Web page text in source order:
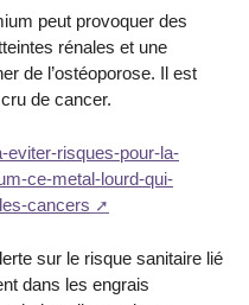
peut provoquer des
rénales et une
de l’ostéoporose. Il est
de cancer.
eviter-risques-pour-la-
ce-metal-lourd-qui-
cancers
sur le risque sanitaire lié
dans les engrais